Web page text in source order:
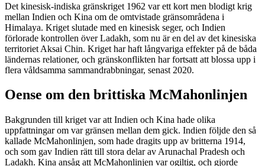
Det kinesisk-indiska gränskriget 1962 var ett kort men blodigt krig
mellan Indien och Kina om de omtvistade gränsområdena i
Himalaya. Kriget slutade med en kinesisk seger, och Indien
förlorade kontrollen över Ladakh, som nu är en del av det kinesiska
territoriet Aksai Chin. Kriget har haft långvariga effekter på de båda
ländernas relationer, och gränskonflikten har fortsatt att blossa upp i
flera våldsamma sammandrabbningar, senast 2020.
Oense om den brittiska McMahonlinjen
Bakgrunden till kriget var att Indien och Kina hade olika
uppfattningar om var gränsen mellan dem gick. Indien följde den så
kallade McMahonlinjen, som hade dragits upp av britterna 1914,
och som gav Indien rätt till stora delar av Arunachal Pradesh och
Ladakh. Kina ansåg att McMahonlinjen var ogiltig, och gjorde